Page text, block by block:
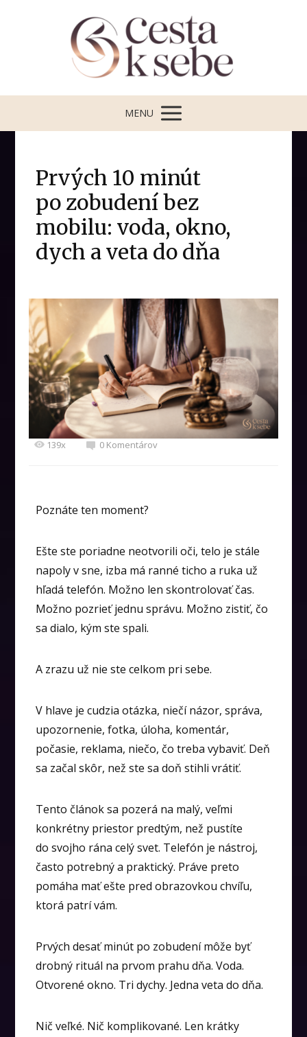
MENU
Prvých 10 minút
po zobudení bez
mobilu: voda, okno,
dych a veta do dňa
139x 0 Komentárov
Poznáte ten moment?
Ešte ste poriadne neotvorili oči, telo je stále
napoly v sne, izba má ranné ticho a ruka už
hľadá telefón. Možno len skontrolovať čas.
Možno pozrieť jednu správu. Možno zistiť, čo
sa dialo, kým ste spali.
A zrazu už nie ste celkom pri sebe.
V hlave je cudzia otázka, niečí názor, správa,
upozornenie, fotka, úloha, komentár,
počasie, reklama, niečo, čo treba vybaviť. Deň
sa začal skôr, než ste sa doň stihli vrátiť.
Tento článok sa pozerá na malý, veľmi
konkrétny priestor predtým, než pustíte
do svojho rána celý svet. Telefón je nástroj,
často potrebný a praktický. Práve preto
pomáha mať ešte pred obrazovkou chvíľu,
ktorá patrí vám.
Prvých desať minút po zobudení môže byť
drobný rituál na prvom prahu dňa. Voda.
Otvorené okno. Tri dychy. Jedna veta do dňa.
Nič veľké. Nič komplikované. Len krátky